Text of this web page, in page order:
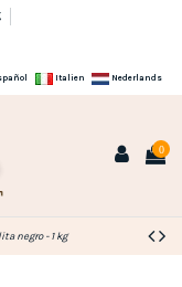
Italien Nederlands
0
negro - 1 kg